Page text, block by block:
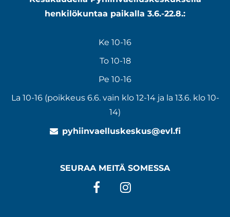
henkilökuntaa paikalla 3.6.-22.8.:
Ke 10-16
To 10-18
Pe 10-16
La 10-16 (poikkeus 6.6. vain klo 12-14 ja la 13.6. klo 10-
14)
pyhiinvaelluskeskus@evl.fi
SEURAA MEITÄ SOMESSA
Facebook